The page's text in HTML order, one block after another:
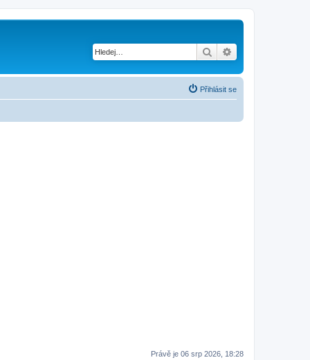
Hledat
Přihlásit se
Právě je 06 srp 2026, 18:28